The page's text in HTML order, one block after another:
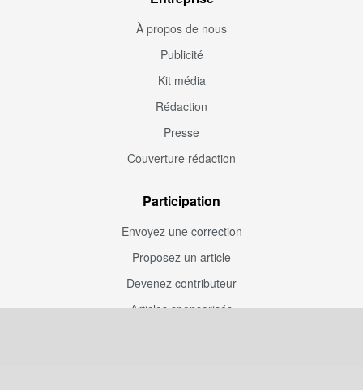
À propos de nous
Publicité
Kit média
Rédaction
Presse
Couverture rédaction
Participation
Envoyez une correction
Proposez un article
Devenez contributeur
Articles sponsorisés